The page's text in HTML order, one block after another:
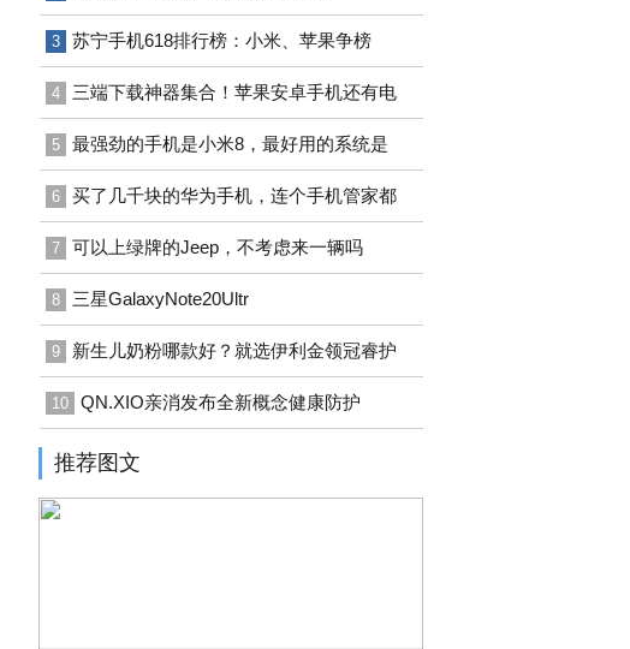
3 苏宁手机618排行榜：小米、苹果争榜
4 三端下载神器集合！苹果安卓手机还有电
5 最强劲的手机是小米8，最好用的系统是
6 买了几千块的华为手机，连个手机管家都
7 可以上绿牌的Jeep，不考虑来一辆吗
8 三星GalaxyNote20Ultr
9 新生儿奶粉哪款好？就选伊利金领冠睿护
10 QN.XIO亲消发布全新概念健康防护
推荐图文